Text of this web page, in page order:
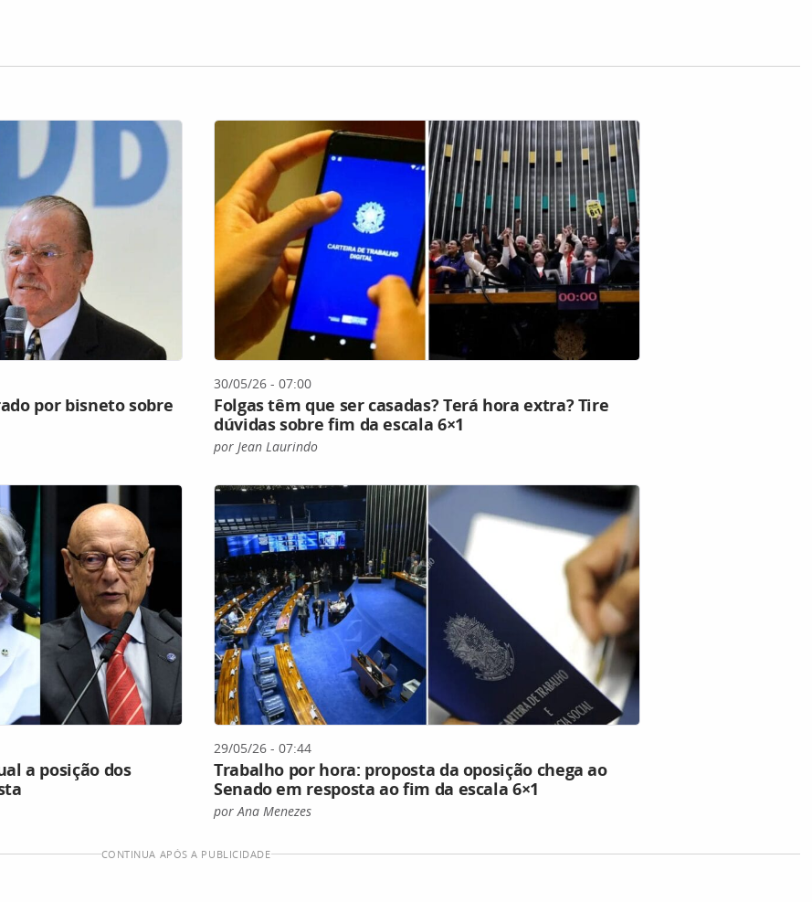
por bisneto sobre
30/05/26 - 07:00
Folgas têm que ser casadas? Terá hora extra? Tire
dúvidas sobre fim da escala 6×1
por Jean Laurindo
a posição dos
29/05/26 - 07:44
Trabalho por hora: proposta da oposição chega ao
Senado em resposta ao fim da escala 6×1
por Ana Menezes
CONTINUA APÓS A PUBLICIDADE